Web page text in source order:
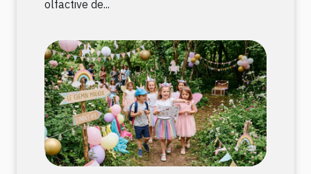
olfactive de...